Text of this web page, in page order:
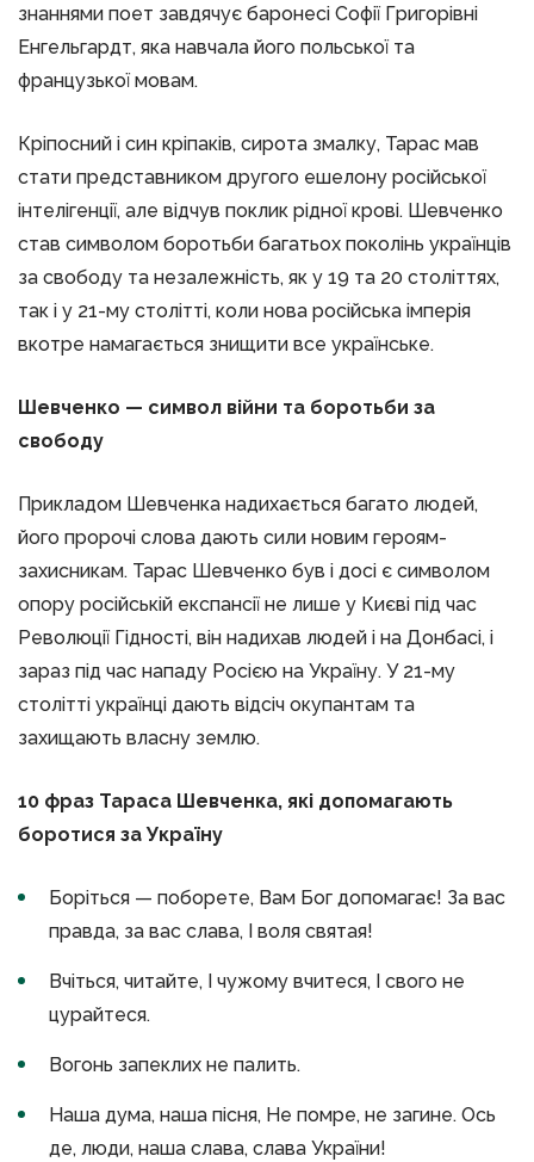
знаннями поет завдячує баронесі Софії Григорівні
Енгельгардт, яка навчала його польської та
французької мовам.
Кріпосний і син кріпаків, сирота змалку, Тарас мав
стати представником другого ешелону російської
інтелігенції, але відчув поклик рідної крові. Шевченко
став символом боротьби багатьох поколінь українців
за свободу та незалежність, як у 19 та 20 століттях,
так і у 21-му столітті, коли нова російська імперія
вкотре намагається знищити все українське.
Шевченко — символ війни та боротьби за
свободу
Прикладом Шевченка надихається багато людей,
його пророчі слова дають сили новим героям-
захисникам. Тарас Шевченко був і досі є символом
опору російській експансії не лише у Києві під час
Революції Гідності, він надихав людей і на Донбасі, і
зараз під час нападу Росією на Україну. У 21-му
столітті українці дають відсіч окупантам та
захищають власну землю.
10 фраз Тараса Шевченка, які допомагають
боротися за Україну
Боріться — поборете, Вам Бог допомагає! За вас
правда, за вас слава, І воля святая!
Вчіться, читайте, І чужому вчитеся, І свого не
цурайтеся.
Вогонь запеклих не палить.
Наша дума, наша пісня, Не помре, не загине. Ось
де, люди, наша слава, слава України!